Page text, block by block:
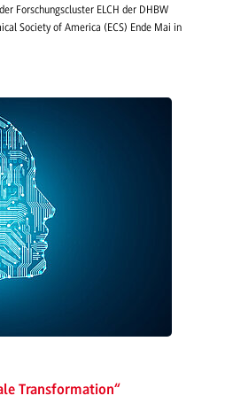
Forschungscluster ELCH der DHBW
Society of America (ECS) Ende Mai in
Transformation“